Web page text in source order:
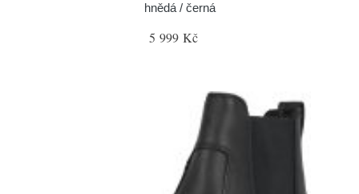
hnědá / černá
5 999 Kč